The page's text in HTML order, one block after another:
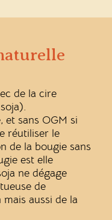
de la cire
et sans OGM si
réutiliser le
de la bougie sans
est elle
ne dégage
de
aussi de la